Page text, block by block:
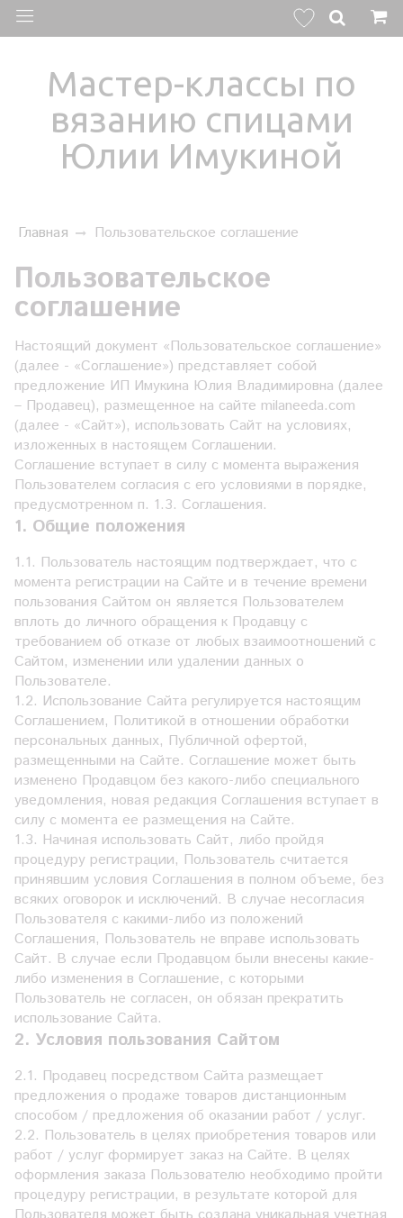
Мастер-классы по
вязанию спицами
Юлии Имукиной
Главная Пользовательское соглашение
Пользовательское
соглашение
Настоящий документ «Пользовательское соглашение»
(далее - «Соглашение») представляет собой
предложение ИП Имукина Юлия Владимировна (далее
– Продавец), размещенное на сайте milaneeda.com
(далее - «Сайт»), использовать Сайт на условиях,
изложенных в настоящем Соглашении.
Соглашение вступает в силу с момента выражения
Пользователем согласия с его условиями в порядке,
предусмотренном п. 1.3. Соглашения.
1. Общие положения
1.1. Пользователь настоящим подтверждает, что с
момента регистрации на Сайте и в течение времени
пользования Сайтом он является Пользователем
вплоть до личного обращения к Продавцу с
требованием об отказе от любых взаимоотношений с
Сайтом, изменении или удалении данных о
Пользователе.
1.2. Использование Сайта регулируется настоящим
Соглашением, Политикой в отношении обработки
персональных данных, Публичной офертой,
размещенными на Сайте. Соглашение может быть
изменено Продавцом без какого-либо специального
уведомления, новая редакция Соглашения вступает в
силу с момента ее размещения на Сайте.
1.3. Начиная использовать Сайт, либо пройдя
процедуру регистрации, Пользователь считается
принявшим условия Соглашения в полном объеме, без
всяких оговорок и исключений. В случае несогласия
Пользователя с какими-либо из положений
Соглашения, Пользователь не вправе использовать
Сайт. В случае если Продавцом были внесены какие-
либо изменения в Соглашение, с которыми
Пользователь не согласен, он обязан прекратить
использование Сайта.
2. Условия пользования Сайтом
2.1. Продавец посредством Сайта размещает
предложения о продаже товаров дистанционным
способом / предложения об оказании работ / услуг.
2.2. Пользователь в целях приобретения товаров или
работ / услуг формирует заказ на Сайте. В целях
оформления заказа Пользователю необходимо пройти
процедуру регистрации, в результате которой для